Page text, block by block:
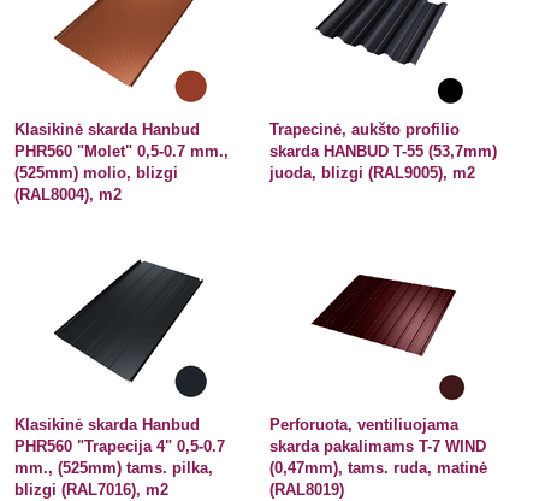
Klasikinė skarda Hanbud
PHR560 "Molet" 0,5-0.7 mm.,
(525mm) molio, blizgi
(RAL8004), m2
Trapecinė, aukšto profilio
skarda HANBUD T-55 (53,7mm)
juoda, blizgi (RAL9005), m2
Klasikinė skarda Hanbud
PHR560 "Trapecija 4" 0,5-0.7
mm., (525mm) tams. pilka,
blizgi (RAL7016), m2
Perforuota, ventiliuojama
skarda pakalimams T-7 WIND
(0,47mm), tams. ruda, matinė
(RAL8019)